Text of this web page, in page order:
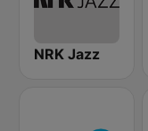
NRK Jazz